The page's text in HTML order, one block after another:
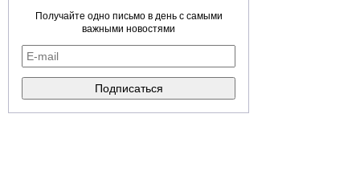
Получайте одно письмо в день с самыми
важными новостями